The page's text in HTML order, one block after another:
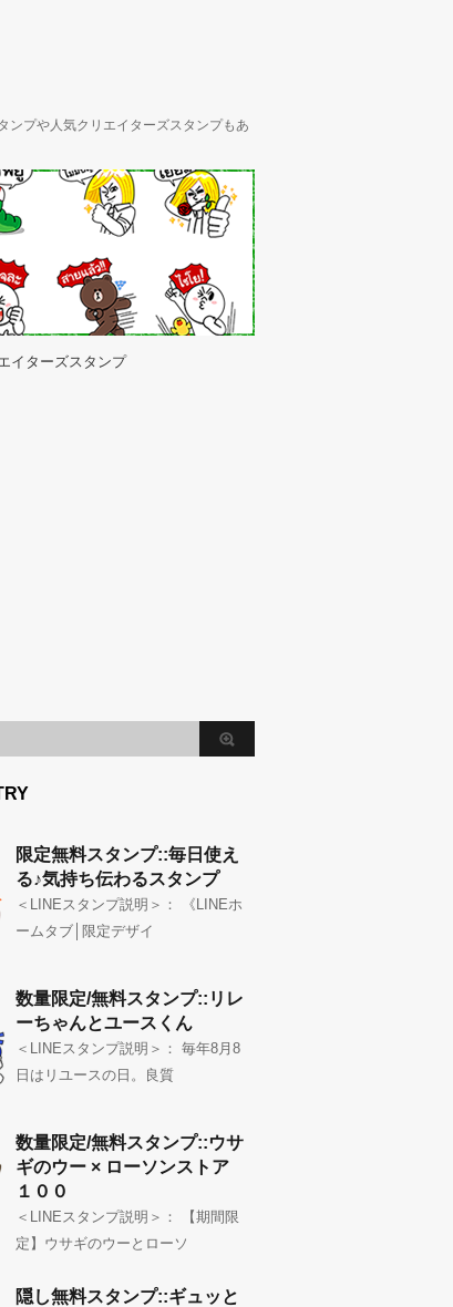
ンプや人気クリエイターズスタンプもあ
イターズスタンプ
限定無料スタンプ::毎日使え
る♪気持ち伝わるスタンプ
＜LINEスタンプ説明＞： 《LINEホ
ームタブ│限定デザイ
数量限定/無料スタンプ::リレ
ーちゃんとユースくん
＜LINEスタンプ説明＞： 毎年8月8
日はリユースの日。良質
数量限定/無料スタンプ::ウサ
ギのウー × ローソンストア
１００
＜LINEスタンプ説明＞： 【期間限
定】ウサギのウーとローソ
隠し無料スタンプ::ギュッと